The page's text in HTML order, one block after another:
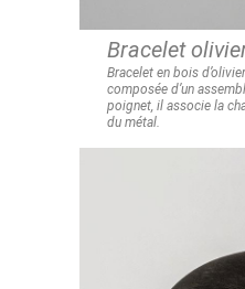
Bracelet
Bracelet en bois
composée d’un
poignet, il associe la
du métal.